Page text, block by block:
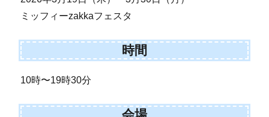
ミッフィーzakkaフェスタ
時間
10時〜19時30分